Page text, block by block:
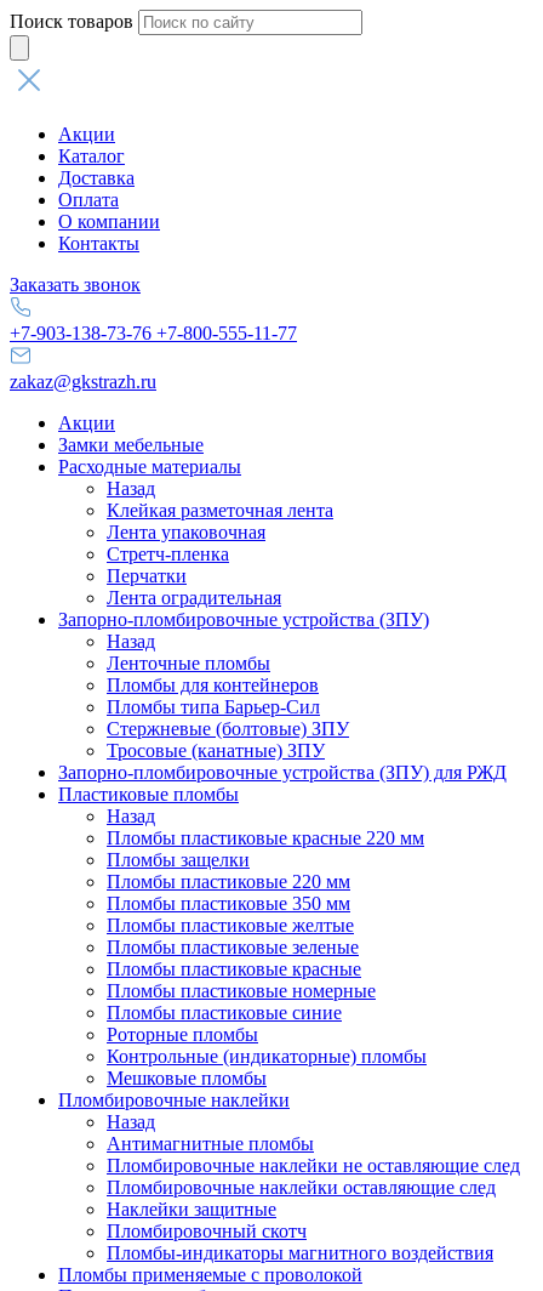
Поиск товаров
Акции
Каталог
Доставка
Оплата
О компании
Контакты
Заказать звонок
+7-903-138-73-76 +7-800-555-11-77
zakaz@gkstrazh.ru
Акции
Замки мебельные
Расходные материалы
Назад
Клейкая разметочная лента
Лента упаковочная
Стретч-пленка
Перчатки
Лента оградительная
Запорно-пломбировочные устройства (ЗПУ)
Назад
Ленточные пломбы
Пломбы для контейнеров
Пломбы типа Барьер-Сил
Стержневые (болтовые) ЗПУ
Тросовые (канатные) ЗПУ
Запорно-пломбировочные устройства (ЗПУ) для РЖД
Пластиковые пломбы
Назад
Пломбы пластиковые красные 220 мм
Пломбы защелки
Пломбы пластиковые 220 мм
Пломбы пластиковые 350 мм
Пломбы пластиковые желтые
Пломбы пластиковые зеленые
Пломбы пластиковые красные
Пломбы пластиковые номерные
Пломбы пластиковые синие
Роторные пломбы
Контрольные (индикаторные) пломбы
Мешковые пломбы
Пломбировочные наклейки
Назад
Антимагнитные пломбы
Пломбировочные наклейки не оставляющие след
Пломбировочные наклейки оставляющие след
Наклейки защитные
Пломбировочный скотч
Пломбы-индикаторы магнитного воздействия
Пломбы применяемые с проволокой